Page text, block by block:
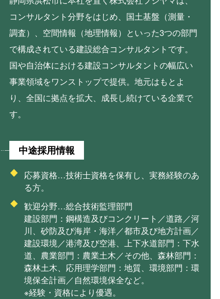
コンサルタント分野をはじめ、国土基盤（測量・
調査）、空間情報（地理情報）といった3つの部門
で構成されている建設総合コンサルタントです。
国や自治体における建設コンサルタントの幅広い
事業領域をワンストップで提供。地元はもとよ
り、全国に拠点を拡大、成長し続けている企業で
す。
中途採用情報
応募資格…技術士資格を保有し、実務経験のあ
る方。
歓迎分野…総合技術監理部門
建設部門：鋼構造及びコンクリート／道路／河
川、砂防及び海岸・海洋／都市及び地方計画／
建設環境／港湾及び空港、上下水道部門：下水
道、農業部門：農業土木／その他、森林部門：
森林土木、応用理学部門：地質、環境部門：環
境保全計画／自然環境保全など。
※経験・資格により優遇。